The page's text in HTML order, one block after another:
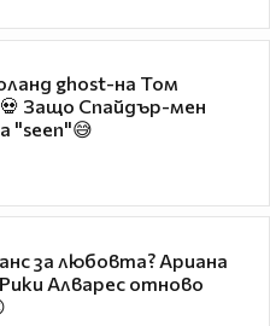
ghost-на Том
💀 Защо Спайдър-мен
"seen"😅
за любовта? Ариана
Алварес отново